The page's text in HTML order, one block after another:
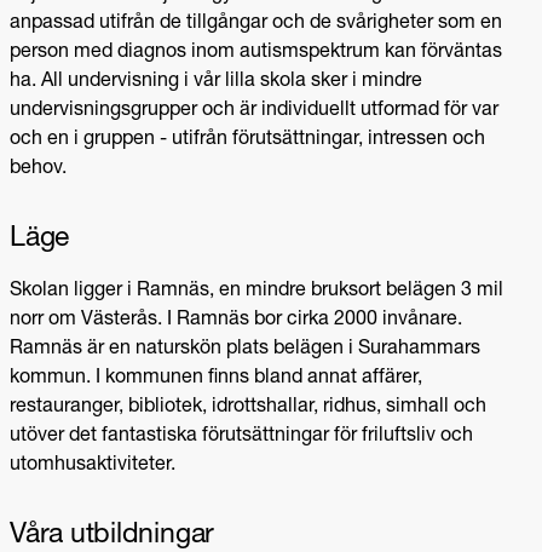
anpassad utifrån de tillgångar och de svårigheter som en
person med diagnos inom autismspektrum kan förväntas
ha. All undervisning i vår lilla skola sker i mindre
undervisningsgrupper och är individuellt utformad för var
och en i gruppen - utifrån förutsättningar, intressen och
behov.
Läge
Skolan ligger i Ramnäs, en mindre bruksort belägen 3 mil
norr om Västerås. I Ramnäs bor cirka 2000 invånare.
Ramnäs är en naturskön plats belägen i Surahammars
kommun. I kommunen finns bland annat affärer,
restauranger, bibliotek, idrottshallar, ridhus, simhall och
utöver det fantastiska förutsättningar för friluftsliv och
utomhusaktiviteter.
Våra utbildningar